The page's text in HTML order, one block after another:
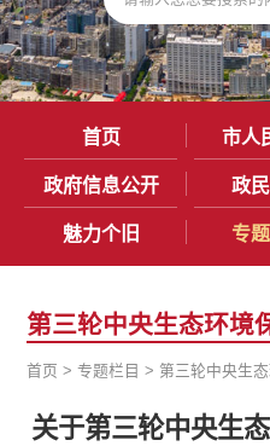
首页 市人
政府信息公开 政
魅力个旧 专
第三轮中央生态环境
首页 >专题栏目 > 第三轮中央生
关于第三轮中央生